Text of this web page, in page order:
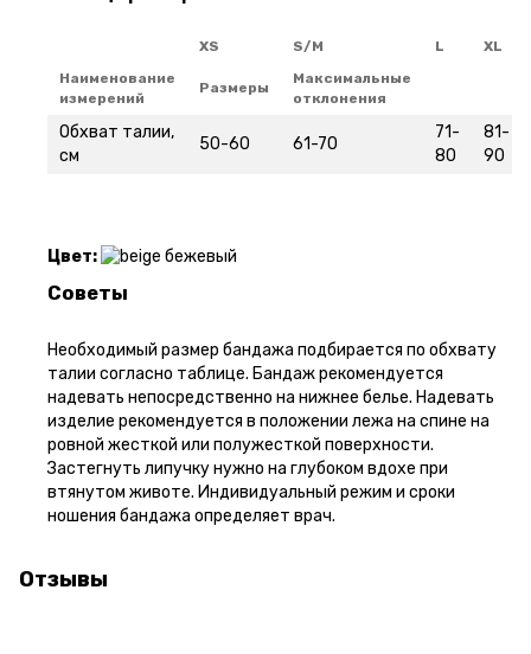
XS S/M L
XL
Наименование
измерений
Размеры
Максимальные
отклонения
Обхват талии,
см
50-60 61-70
71-
80
81-
90
Цвет: бежевый
Советы
Необходимый размер бандажа подбирается по обхвату
талии согласно таблице. Бандаж рекомендуется
надевать непосредственно на нижнее белье. Надевать
изделие рекомендуется в положении лежа на спине на
ровной жесткой или полужесткой поверхности.
Застегнуть липучку нужно на глубоком вдохе при
втянутом животе. Индивидуальный режим и сроки
ношения бандажа определяет врач.
Отзывы